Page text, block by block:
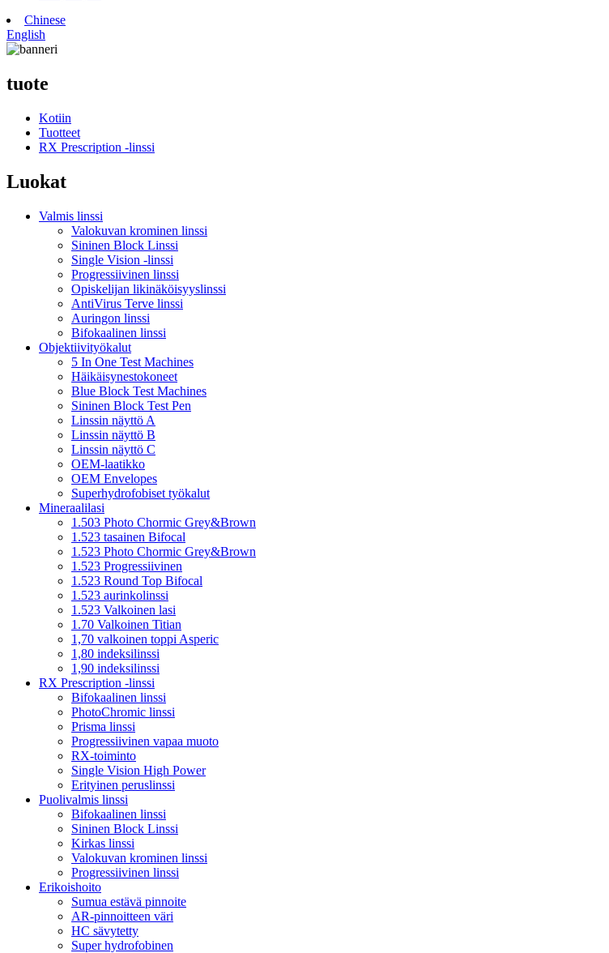
Chinese
English
tuote
Kotiin
Tuotteet
RX Prescription -linssi
Luokat
Valmis linssi
Valokuvan krominen linssi
Sininen Block Linssi
Single Vision -linssi
Progressiivinen linssi
Opiskelijan likinäköisyyslinssi
AntiVirus Terve linssi
Auringon linssi
Bifokaalinen linssi
Objektiivityökalut
5 In One Test Machines
Häikäisynestokoneet
Blue Block Test Machines
Sininen Block Test Pen
Linssin näyttö A
Linssin näyttö B
Linssin näyttö C
OEM-laatikko
OEM Envelopes
Superhydrofobiset työkalut
Mineraalilasi
1.503 Photo Chormic Grey&Brown
1.523 tasainen Bifocal
1.523 Photo Chormic Grey&Brown
1.523 Progressiivinen
1.523 Round Top Bifocal
1.523 aurinkolinssi
1.523 Valkoinen lasi
1.70 Valkoinen Titian
1,70 valkoinen toppi Asperic
1,80 indeksilinssi
1,90 indeksilinssi
RX Prescription -linssi
Bifokaalinen linssi
PhotoChromic linssi
Prisma linssi
Progressiivinen vapaa muoto
RX-toiminto
Single Vision High Power
Erityinen peruslinssi
Puolivalmis linssi
Bifokaalinen linssi
Sininen Block Linssi
Kirkas linssi
Valokuvan krominen linssi
Progressiivinen linssi
Erikoishoito
Sumua estävä pinnoite
AR-pinnoitteen väri
HC sävytetty
Super hydrofobinen